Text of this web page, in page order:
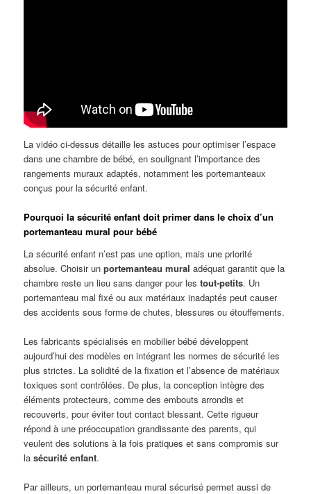
La vidéo ci-dessus détaille les astuces pour optimiser l’espace
dans une chambre de bébé, en soulignant l’importance des
rangements muraux adaptés, notamment les portemanteaux
conçus pour la sécurité enfant.
Pourquoi la sécurité enfant doit primer dans le choix d’un
portemanteau mural pour bébé
La sécurité enfant n’est pas une option, mais une priorité
absolue. Choisir unportemanteau mural adéquat garantit que la
chambre reste un lieu sans danger pour lestout-petits. Un
portemanteau mal fixé ou aux matériaux inadaptés peut causer
des accidents sous forme de chutes, blessures ou étouffements.
Les fabricants spécialisés en mobilier bébé développent
aujourd’hui des modèles en intégrant les normes de sécurité les
plus strictes. La solidité de la fixation et l’absence de matériaux
toxiques sont contrôlées. De plus, la conception intègre des
éléments protecteurs, comme des embouts arrondis et
recouverts, pour éviter tout contact blessant. Cette rigueur
répond à une préoccupation grandissante des parents, qui
veulent des solutions à la fois pratiques et sans compromis sur
lasécurité enfant.
Par ailleurs, un portemanteau mural sécurisé permet aussi de